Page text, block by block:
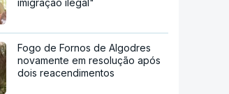
imigração ilegal"
Fogo de Fornos de Algodres
novamente em resolução após
dois reacendimentos